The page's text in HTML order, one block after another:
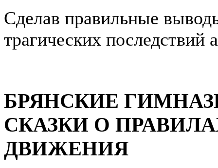
Сделав правильные
трагических последствий
БРЯНСКИЕ
СКАЗКИ О
ДВИЖЕНИЯ